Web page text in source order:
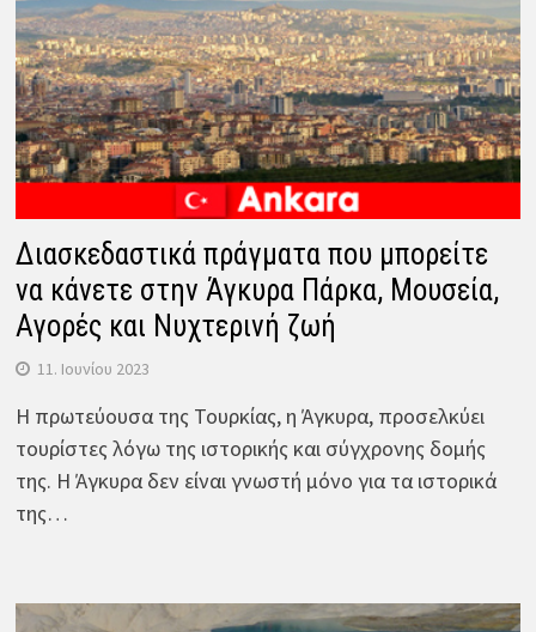
Διασκεδαστικά πράγματα που μπορείτε
να κάνετε στην Άγκυρα Πάρκα, Μουσεία,
Αγορές και Νυχτερινή ζωή
11. Ιουνίου 2023
Η πρωτεύουσα της Τουρκίας, η Άγκυρα, προσελκύει
τουρίστες λόγω της ιστορικής και σύγχρονης δομής
της. Η Άγκυρα δεν είναι γνωστή μόνο για τα ιστορικά
της…